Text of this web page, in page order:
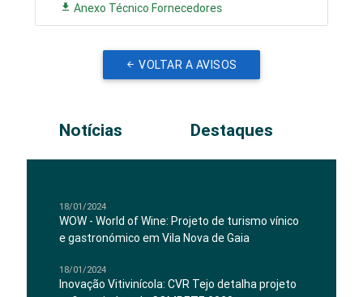
Anexo Técnico Fornecedores
VOLTAR A AVISOS
Notícias Destaques
18/01/2024
WOW - World of Wine: Projeto de turismo vínico
e gastronómico em Vila Nova de Gaia
18/01/2024
Inovação Vitivinícola: CVR Tejo detalha projeto